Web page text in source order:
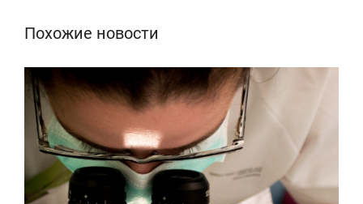
Похожие новости